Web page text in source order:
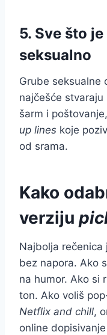
5. Sve što
seksualno
Grube seksualne
najčešće
šarm i
up lines koje
od srama.
Kako
verziju
Najbolja rečenica
bez napora. Ako
na humor. Ako si
ton. Ako voliš
Netflix and chill,
online